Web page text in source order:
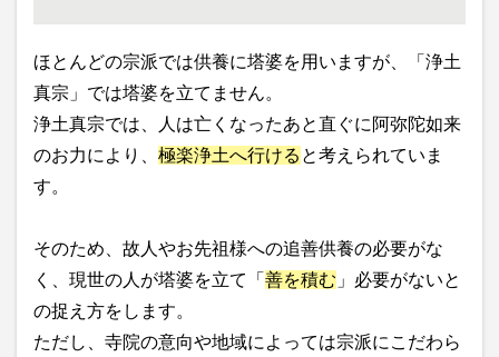
ほとんどの宗派では供養に塔婆を用いますが、「浄土
真宗」では塔婆を立てません。
浄土真宗では、人は亡くなったあと直ぐに阿弥陀如来
のお力により、 極楽浄土へ行ける と考えられていま
す。
そのため、故人やお先祖様への追善供養の必要がな
く、現世の人が塔婆を立て「 善を積む 」必要がないと
の捉え方をします。
ただし、寺院の意向や地域によっては宗派にこだわら